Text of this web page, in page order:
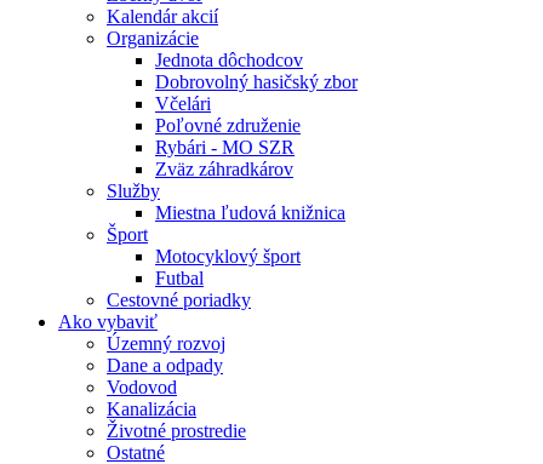
Kalendár akcií
Organizácie
Jednota dôchodcov
Dobrovolný hasičský zbor
Včelári
Poľovné združenie
Rybári - MO SZR
Zväz záhradkárov
Služby
Miestna ľudová knižnica
Šport
Motocyklový šport
Futbal
Cestovné poriadky
Ako vybaviť
Územný rozvoj
Dane a odpady
Vodovod
Kanalizácia
Životné prostredie
Ostatné